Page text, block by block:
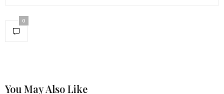
0
You May Also Like